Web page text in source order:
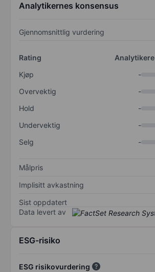
Analytikernes konsensus
Gjennomsnittlig vurdering
Rating
Analytikere
Kjøp
-
Overvektig
-
Hold
-
Undervektig
-
Selg
-
Målpris
Implisitt avkastning
Sist oppdatert
Data levert av
ESG-risiko
ESG risikovurdering